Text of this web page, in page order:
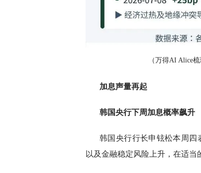
（万得AI Alice
加息声量再起
韩国央行下周加息概率飙升
韩国央行行长申铉松本周四
以及金融稳定风险上升，在适